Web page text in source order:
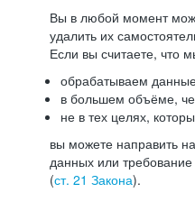
Вы в любой момент
удалить их
Если вы считаете, что
обрабатываем
в большем объёме,
не в тех целях,
вы можете направить
данных или
(ст. 21 Закона).